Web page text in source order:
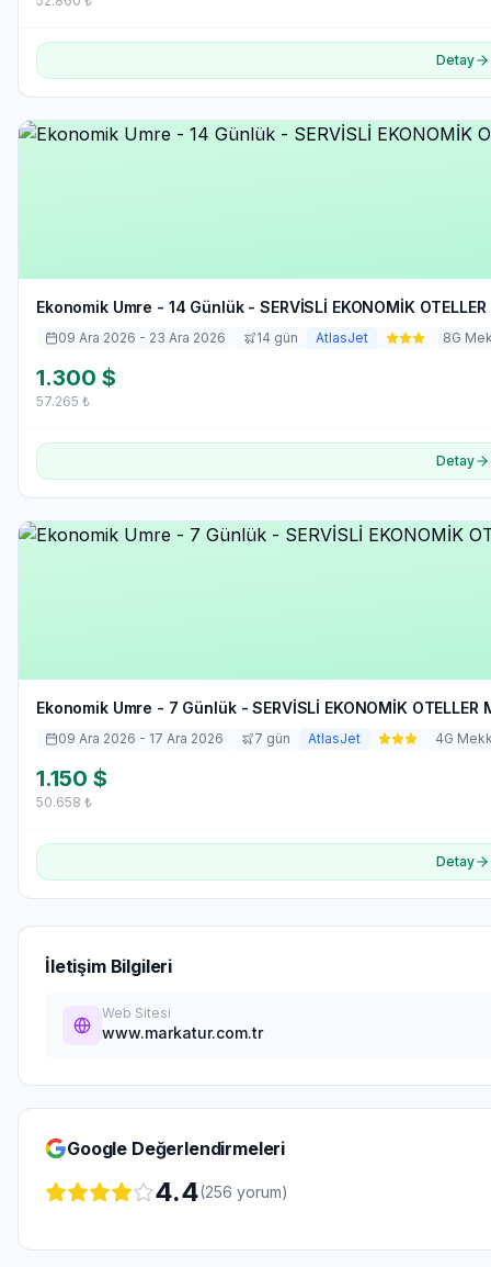
Detay
Ekonomik Umre - 14 Günlük - SERVİSLİ EKONOMİK
09 Ara 2026 - 23 Ara 2026 14 gün AtlasJet 8G
1.300 $
57.265 ₺
Detay
Ekonomik Umre - 7 Günlük - SERVİSLİ EKONOMİK OTELLER
09 Ara 2026 - 17 Ara 2026 7 gün AtlasJet 4G
1.150 $
50.658 ₺
Detay
İletişim Bilgileri
Web Sitesi
www.markatur.com.tr
Google Değerlendirmeleri
4.4(256 yorum)